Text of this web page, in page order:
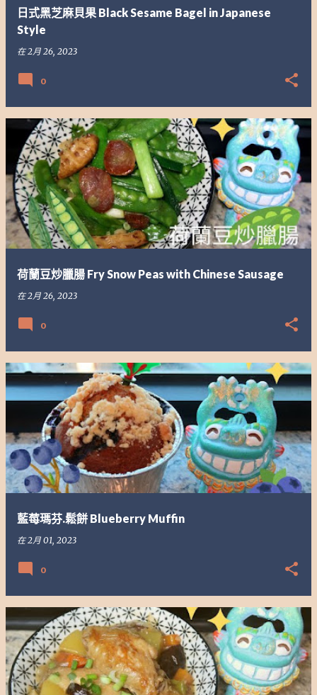
日式黑芝麻貝果 Black Sesame Bagel in Japanese
Style
在2月 26, 2023
0
荷蘭豆炒臘腸 Fry Snow Peas with Chinese Sausage
在2月 26, 2023
0
藍莓瑪芬.鬆餅 Blueberry Muffin
在2月 01, 2023
0